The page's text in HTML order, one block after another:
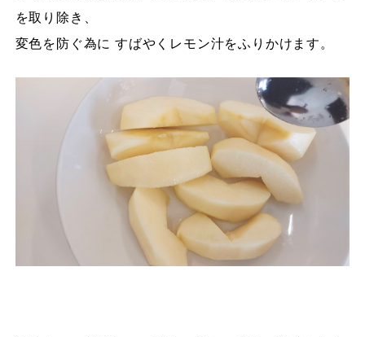
を取り除き、
変色を防ぐ為に すばやくレモン汁をふりかけます。